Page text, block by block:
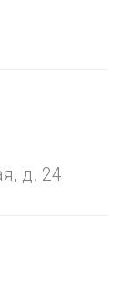
д. 24